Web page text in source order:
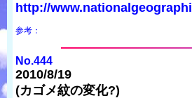
http://
参考：
No.444
2010/8/19
(カゴメ紋の変化?)